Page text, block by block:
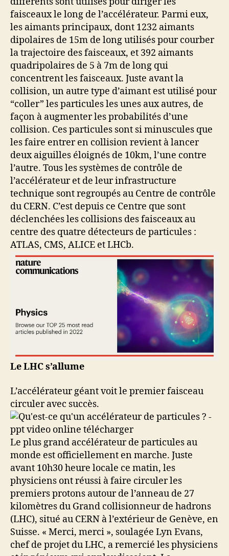
faisceaux le long de l’accélérateur. Parmi eux,
les aimants principaux, dont 1232 aimants
dipolaires de 15m de long utilisés pour courber
la trajectoire des faisceaux, et 392 aimants
quadripolaires de 5 à 7m de long qui
concentrent les faisceaux. Juste avant la
collision, un autre type d’aimant est utilisé pour
“coller” les particules les unes aux autres, de
façon à augmenter les probabilités d’une
collision. Ces particules sont si minuscules que
les faire entrer en collision revient à lancer
deux aiguilles éloignés de 10km, l’une contre
l’autre. Tous les systèmes de contrôle de
l’accélérateur et de leur infrastructure
technique sont regroupés au Centre de contrôle
du CERN. C’est depuis ce Centre que sont
déclenchées les collisions des faisceaux au
centre des quatre détecteurs de particules :
ATLAS, CMS, ALICE et LHCb.
Le LHC s’allume
L’accélérateur géant voit le premier faisceau
circuler avec succès.
Le plus grand accélérateur de particules au
monde est officiellement en marche. Juste
avant 10h30 heure locale ce matin, les
physiciens ont réussi à faire circuler les
premiers protons autour de l’anneau de 27
kilomètres du Grand collisionneur de hadrons
(LHC), situé au CERN à l’extérieur de Genève, en
Suisse. « Merci, merci », soulagée Lyn Evans,
chef de projet du LHC, a remercié les physiciens